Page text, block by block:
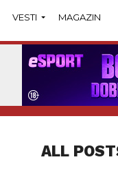
VESTI MAGAZIN
ALL